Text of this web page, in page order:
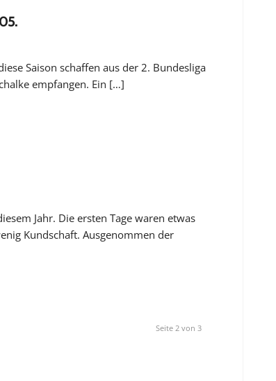
Saison schaffen aus der 2. Bundesliga
empfangen. Ein […]
Jahr. Die ersten Tage waren etwas
Kundschaft. Ausgenommen der
Seite 2 von 3